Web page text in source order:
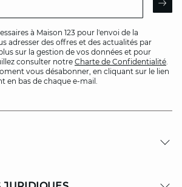
à Maison 123 pour l'envoi de la
adresser des offres et des actualités par
sur la gestion de vos données et pour
consulter notre Charte de Confidentialité.
vous désabonner, en cliquant sur le lien
en bas de chaque e-mail.